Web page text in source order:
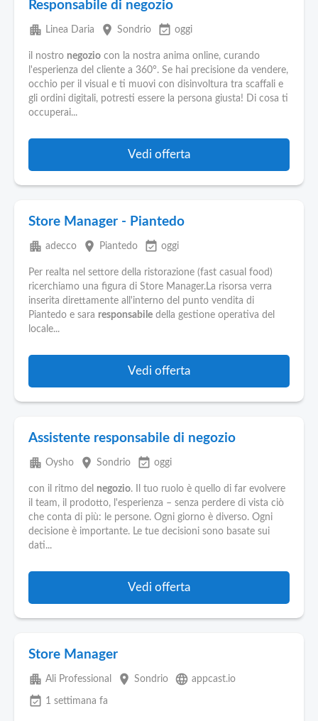
Responsabile di negozio
apartment Linea Daria place Sondrio event_available oggi
il nostro negozio con la nostra anima online, curando
l'esperienza del cliente a 360°. Se hai precisione da vendere,
occhio per il visual e ti muovi con disinvoltura tra scaffali e
gli ordini digitali, potresti essere la persona giusta! Di cosa ti
occuperai...
Vedi offerta
Store Manager - Piantedo
apartment adecco place Piantedo event_available oggi
Per realta nel settore della ristorazione (fast casual food)
ricerchiamo una figura di Store Manager.La risorsa verra
inserita direttamente all'interno del punto vendita di
Piantedo e sara responsabile della gestione operativa del
locale...
Vedi offerta
Assistente responsabile di negozio
apartment Oysho place Sondrio event_available oggi
con il ritmo del negozio. Il tuo ruolo è quello di far evolvere
il team, il prodotto, l'esperienza – senza perdere di vista ciò
che conta di più: le persone. Ogni giorno è diverso. Ogni
decisione è importante. Le tue decisioni sono basate sui
dati...
Vedi offerta
Store Manager
apartment Ali Professional place Sondrio language appcast.io
event_available 1 settimana fa